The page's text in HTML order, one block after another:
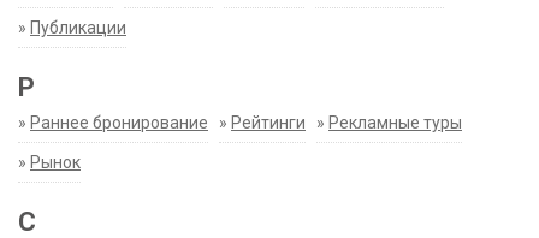
» Публикации
Р
» Раннее бронирование » Рейтинги » Рекламные туры
» Рынок
С